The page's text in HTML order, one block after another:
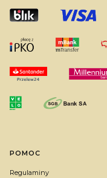
Linki w stopce
POMOC
Regulaminy